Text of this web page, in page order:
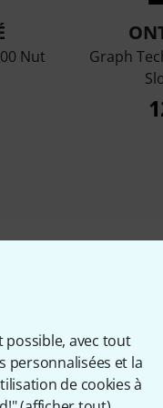
possible, avec tout
personnalisées et la
de cookies à
Nut
Graph